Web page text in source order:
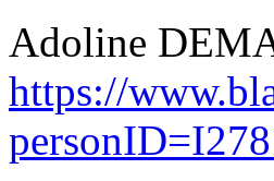
Adoline
https://